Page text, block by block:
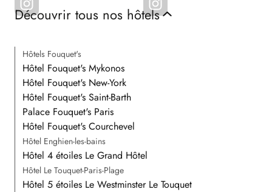
Découvrir tous nos hôtels
Hôtels Fouquet's
Hôtel Fouquet's Mykonos
Hôtel Fouquet's New-York
Hôtel Fouquet's Saint-Barth
Palace Fouquet's Paris
Hôtel Fouquet's Courchevel
Hôtel Enghien-les-bains
Hôtel 4 étoiles Le Grand Hôtel
Hôtel Le Touquet-Paris-Plage
Hôtel 5 étoiles Le Westminster Le Touquet